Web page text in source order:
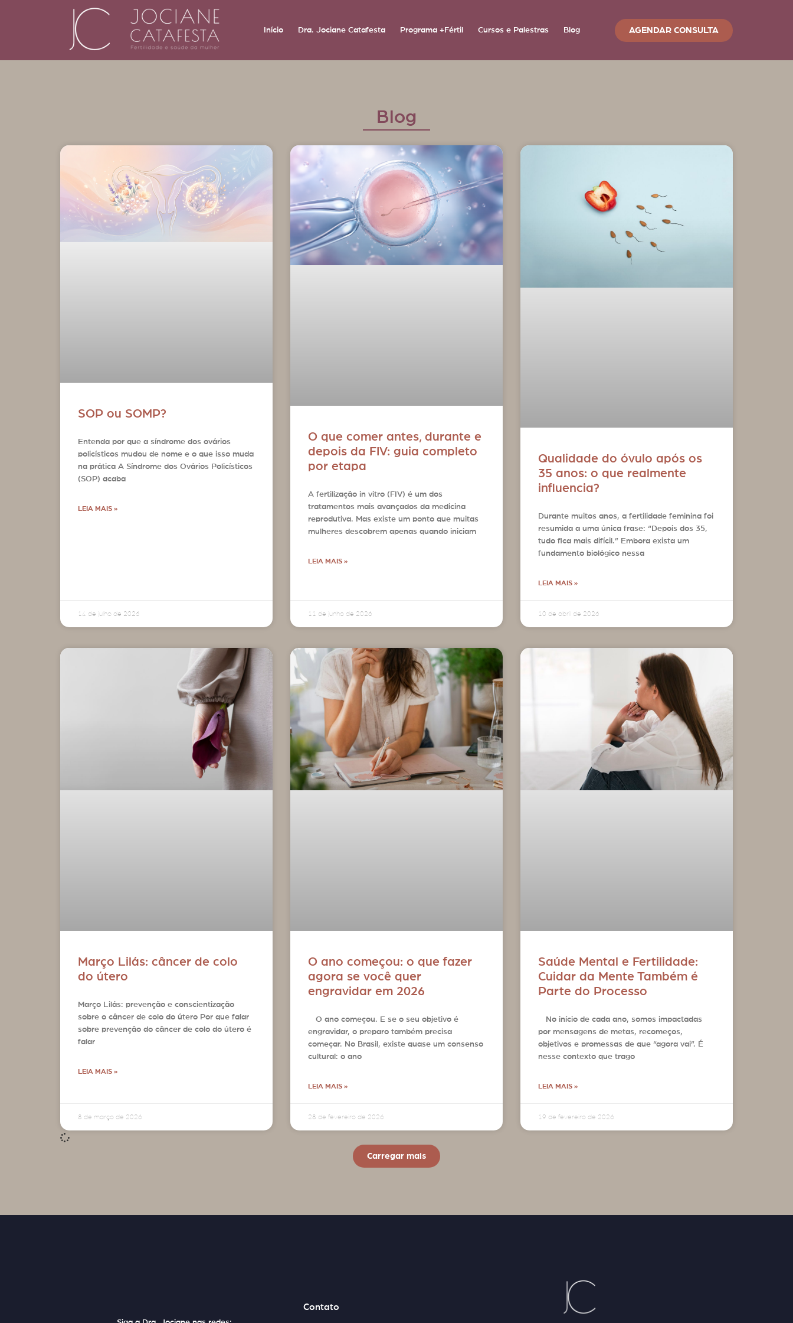
Início Dra. Jociane Catafesta Programa +Fértil Cursos e Palestras Blog AGENDAR CONSULTA
Blog
SOP ou SOMP?
Entenda por que a síndrome dos ovários
policísticos mudou de nome e o que isso muda
na prática A Síndrome dos Ovários Policísticos
(SOP) acaba
LEIA MAIS »
14 de julho de 2026
O que comer antes, durante e
depois da FIV: guia completo
por etapa
A fertilização in vitro (FIV) é um dos
tratamentos mais avançados da medicina
reprodutiva. Mas existe um ponto que muitas
mulheres descobrem apenas quando iniciam
LEIA MAIS »
11 de junho de 2026
Qualidade do óvulo após os
35 anos: o que realmente
influencia?
Durante muitos anos, a fertilidade feminina foi
resumida a uma única frase: “Depois dos 35,
tudo fica mais difícil.” Embora exista um
fundamento biológico nessa
LEIA MAIS »
10 de abril de 2026
Março Lilás: câncer de colo
do útero
Março Lilás: prevenção e conscientização
sobre o câncer de colo do útero Por que falar
sobre prevenção do câncer de colo do útero é
falar
LEIA MAIS »
8 de março de 2026
O ano começou: o que fazer
agora se você quer
engravidar em 2026
O ano começou. E se o seu objetivo é
engravidar, o preparo também precisa
começar. No Brasil, existe quase um consenso
cultural: o ano
LEIA MAIS »
28 de fevereiro de 2026
Saúde Mental e Fertilidade:
Cuidar da Mente Também é
Parte do Processo
No início de cada ano, somos impactadas
por mensagens de metas, recomeços,
objetivos e promessas de que “agora vai”. É
nesse contexto que trago
LEIA MAIS »
19 de fevereiro de 2026
Carregar mais
Contato